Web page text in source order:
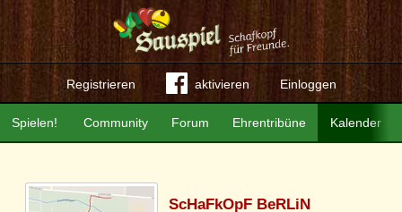
Registrieren aktivieren Einloggen
Community Forum Ehrentribüne Kalender
Spielen!
ScHaFkOpF BeRLiN